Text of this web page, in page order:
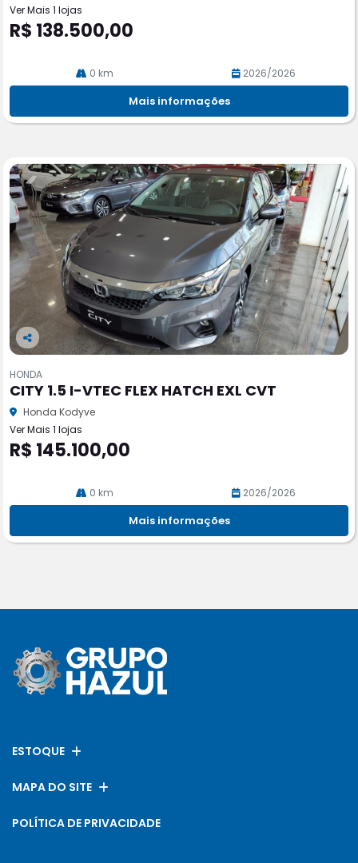
Ver Mais 1 lojas
R$ 138.500,00
0 km 2026/2026
Mais informações
Co
pa
rtil
he
HONDA
CITY 1.5 I-VTEC FLEX HATCH EXL CVT
Honda Kodyve
Ver Mais 1 lojas
R$ 145.100,00
0 km 2026/2026
Mais informações
ESTOQUE
MAPA DO SITE
POLÍTICA DE PRIVACIDADE